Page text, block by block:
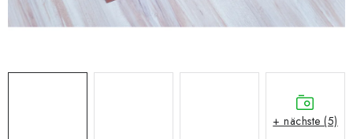
GESCHÄFTSBEDINGUNGEN
KONTAKT
+ nächste (5)